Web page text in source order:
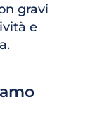
gravi
e